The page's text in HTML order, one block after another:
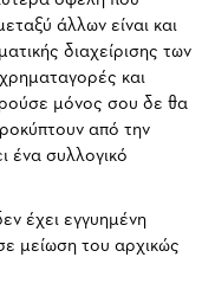
άλλων είναι και
διαχείρισης των
και
μόνος σου δε θα
από την
ένα συλλογικό
έχει εγγυημένη
μείωση του αρχικώς